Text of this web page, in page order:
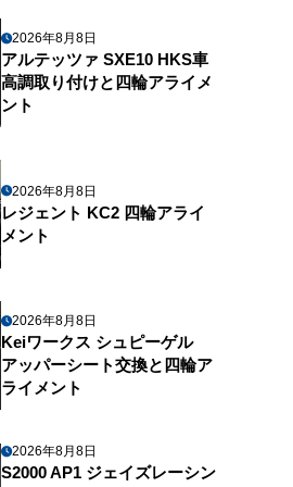
2026年8月8日
アルテッツァ SXE10 HKS車
高調取り付けと四輪アライメ
ント
2026年8月8日
レジェント KC2 四輪アライ
メント
2026年8月8日
Keiワークス シュピーゲル
アッパーシート交換と四輪ア
ライメント
2026年8月8日
S2000 AP1 ジェイズレーシン